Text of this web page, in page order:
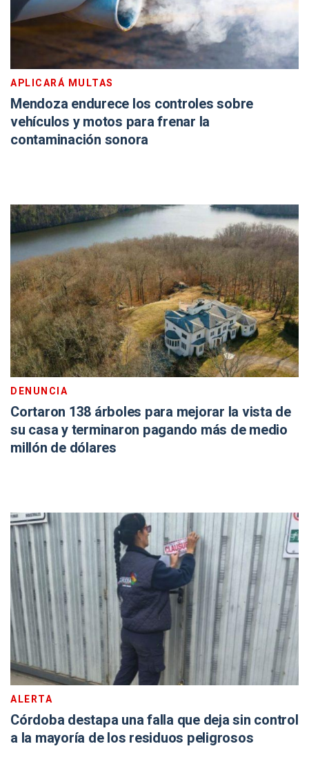
APLICARÁ MULTAS
Mendoza endurece los controles sobre
vehículos y motos para frenar la
contaminación sonora
DENUNCIA
Cortaron 138 árboles para mejorar la vista de
su casa y terminaron pagando más de medio
millón de dólares
ALERTA
Córdoba destapa una falla que deja sin control
a la mayoría de los residuos peligrosos